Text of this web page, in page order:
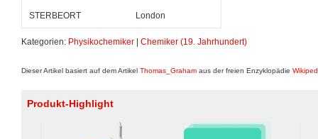
STERBEORT London
Kategorien: Physikochemiker Chemiker (19. Jahrhundert)
Dieser Artikel basiert auf dem Artikel Thomas_Graham aus der freien Enzyklopädie
Produkt-Highlight